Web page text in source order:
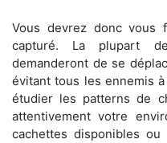
Vous devrez donc vous
capturé. La plupart
demanderont de se
évitant tous les ennemis
étudier les patterns de
attentivement votre
cachettes disponibles